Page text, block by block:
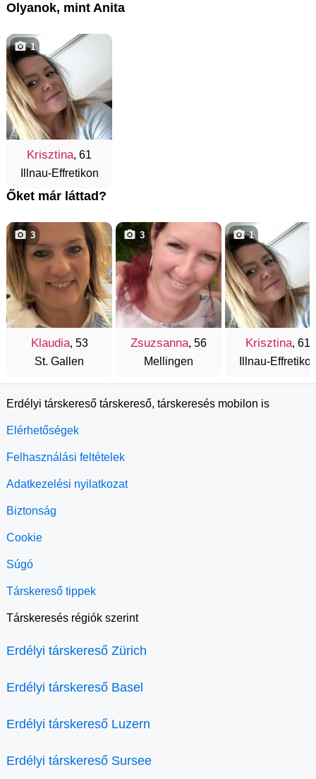
Olyanok, mint Anita
Krisztina, 61
Illnau-Effretikon
1
Őket már láttad?
Klaudia, 53
St. Gallen
3
Zsuzsanna, 56
Mellingen
3
Krisztina, 61
Illnau-
1
Erdélyi társkereső társkereső, társkeresés mobilon is
Elérhetőségek
Felhasználási feltételek
Adatkezelési nyilatkozat
Biztonság
Cookie
Súgó
Társkereső tippek
Társkeresés régiók szerint
Erdélyi társkereső Zürich
Erdélyi társkereső Basel
Erdélyi társkereső Luzern
Erdélyi társkereső Sursee